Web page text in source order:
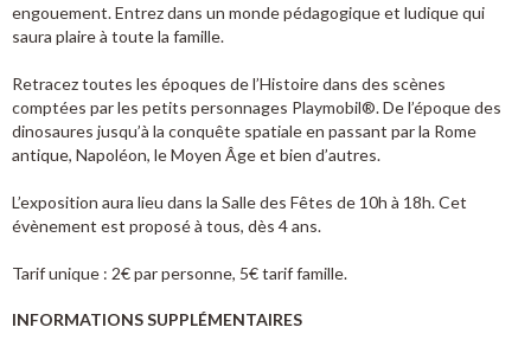
engouement. Entrez dans un monde pédagogique et ludique qui
saura plaire à toute la famille.
Retracez toutes les époques de l’Histoire dans des scènes
comptées par les petits personnages Playmobil®. De l’époque des
dinosaures jusqu’à la conquête spatiale en passant par la Rome
antique, Napoléon, le Moyen Âge et bien d’autres.
L’exposition aura lieu dans la Salle des Fêtes de 10h à 18h. Cet
évènement est proposé à tous, dès 4 ans.
Tarif unique : 2€ par personne, 5€ tarif famille.
INFORMATIONS SUPPLÉMENTAIRES